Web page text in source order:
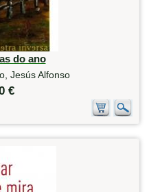
do ano
Jesús Alfonso
€